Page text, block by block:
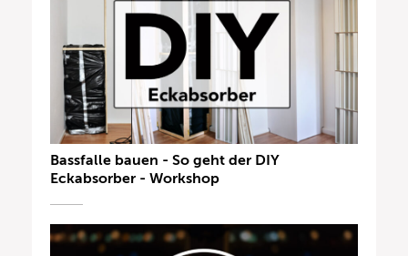
Bassfalle bauen - So geht der DIY
Eckabsorber - Workshop